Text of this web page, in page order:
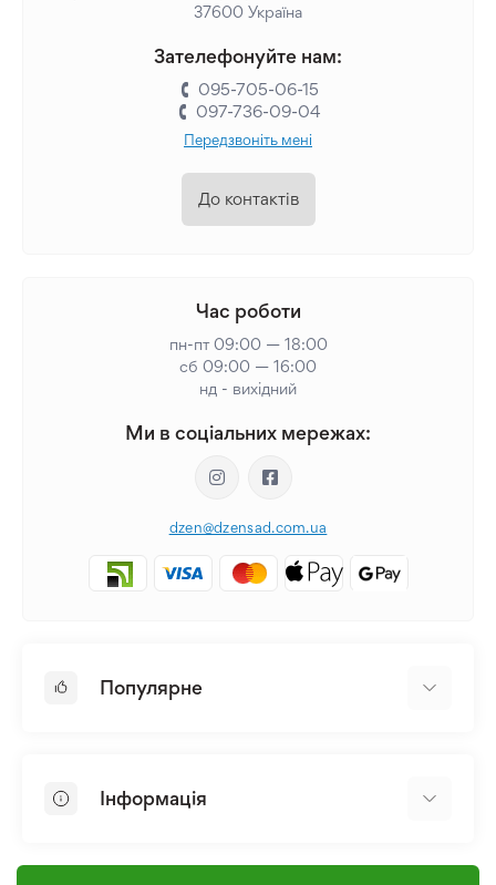
37600 Україна
Зателефонуйте нам:
095-705-06-15
097-736-09-04
Передзвоніть мені
До контактів
Час роботи
пн-пт 09:00 — 18:00
сб 09:00 — 16:00
нд - вихідний
Ми в соціальних мережах:
dzen@dzensad.com.ua
Популярне
Лілія
Насіння
Інформація